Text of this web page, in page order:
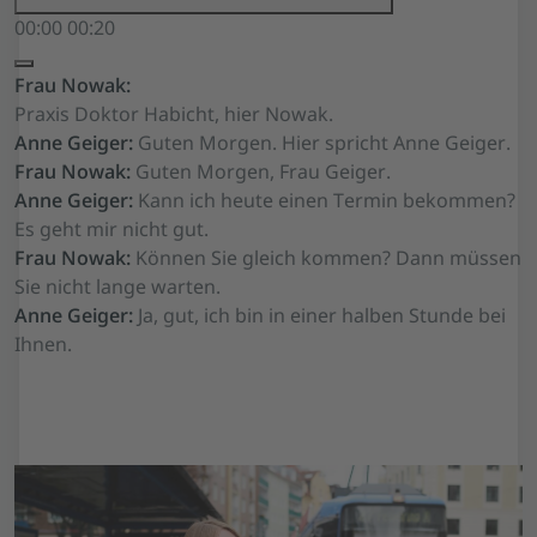
00:00 00:20
Frau Nowak:
Praxis Doktor Habicht, hier Nowak.
Anne Geiger: Guten Morgen. Hier spricht Anne Geiger.
Frau Nowak: Guten Morgen, Frau Geiger.
Anne Geiger: Kann ich heute einen Termin bekommen?
Es geht mir nicht gut.
Frau Nowak: Können Sie gleich kommen? Dann müssen
Sie nicht lange warten.
Anne Geiger: Ja, gut, ich bin in einer halben Stunde bei
Ihnen.